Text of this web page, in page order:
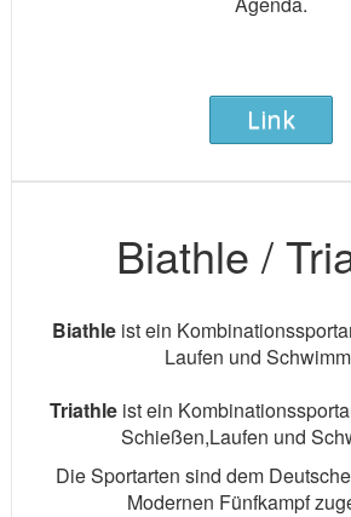
Link
Biathle /
Biathle ist ein
Laufen und
Triathle ist ein
Schießen,Laufen und
Die Sportarten sind dem
Modernen Fünfkampf